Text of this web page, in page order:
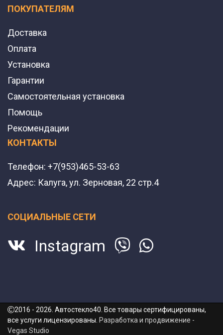
ПОКУПАТЕЛЯМ
Доставка
Оплата
Установка
Гарантии
Самостоятельная установка
Помощь
Рекомендации
КОНТАКТЫ
Телефон: +7(953)465-53-63
Адрес: Калуга, ул. Зерновая, 22 стр.4
СОЦИАЛЬНЫЕ СЕТИ
Instagram
2016 - 2026. Автостекло40. Все товары сертифицированы,
все услуги лицензированы. Разработка и продвижение -
Vegas Studio